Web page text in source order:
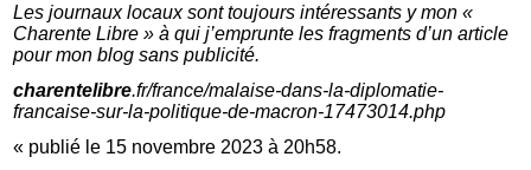
Les journaux locaux sont toujours intéressants y mon «
Charente Libre » à qui j’emprunte les fragments d’un article
pour mon blog sans publicité.
charentelibre.fr/france/malaise-dans-la-diplomatie-
francaise-sur-la-politique-de-macron-17473014.php
« publié le 15 novembre 2023 à 20h58.